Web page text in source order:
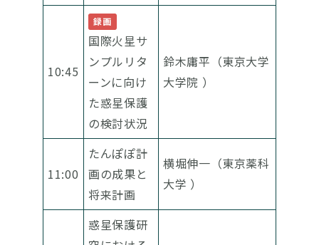
10:45
録画
国際火星サ
ンプルリタ
ーンに向け
た惑星保護
の検討状況
鈴木庸平（東京大学
大学院 ）
11:00
たんぽぽ計
画の成果と
将来計画
横堀伸一（東京薬科
大学 ）
惑星保護研